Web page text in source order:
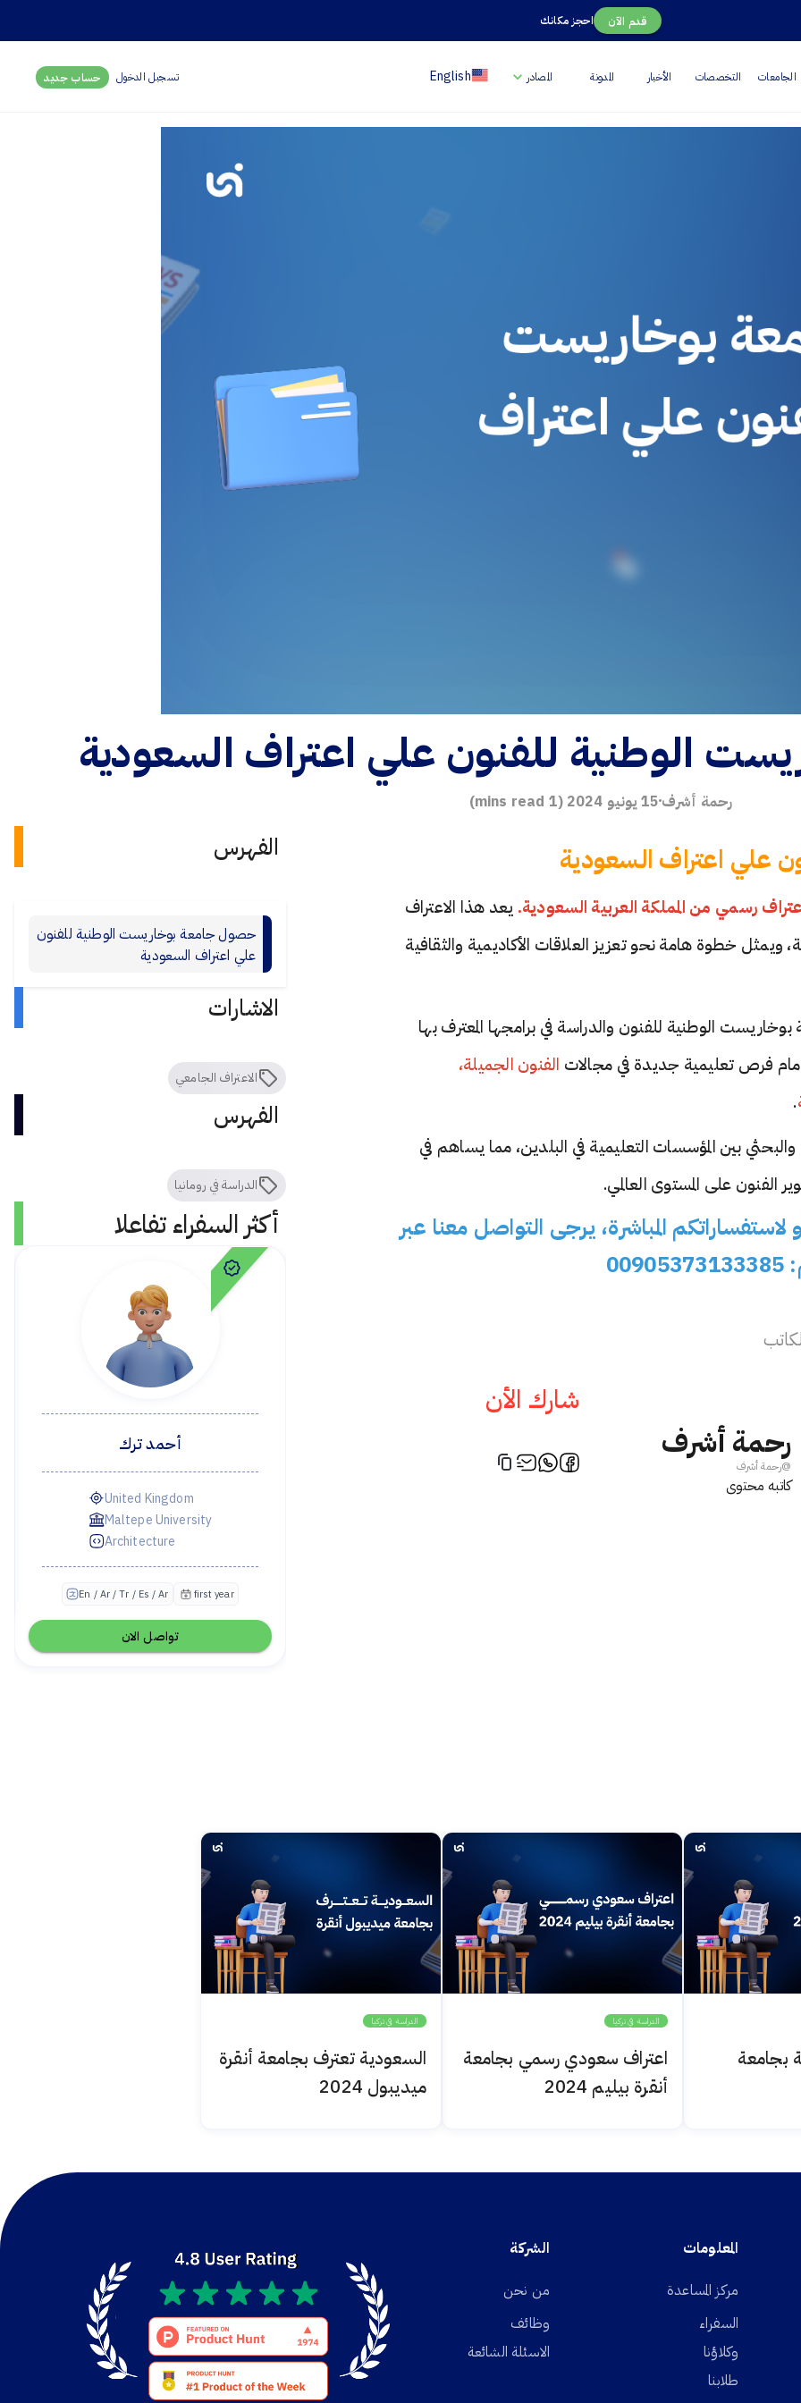
احجز مكانك قدم الآن
الجامعات التخصصات الأخبار المدونة المصادر English تسجبل الدخول حساب جديد
الوطنية للفنون علي اعتراف السعودية
رحمة أشرف15 يونيو 2024 (
1
علي اعتراف السعودية
رسمي من المملكة العربية السعودية. يعد هذا الاعتراف
ويمثل خطوة هامة نحو تعزيز العلاقات الأكاديمية والثقافية
الوطنية للفنون والدراسة في برامجها المعترف بها
فرص تعليمية جديدة في مجالات الفنون الجميلة،
.
بين المؤسسات التعليمية في البلدين، مما يساهم في
الفنون على المستوى العالمي.
المباشرة، يرجى التواصل معنا عبر
رحمة أشرف
@رحمة أشرف
كاتبه محتوى
شارك الأن
الفهرس
حصول جامعة بوخاريست الوطنية للفنون
علي اعتراف السعودية
الاشارات
الاعتراف الجامعي
الفهرس
الدراسة في رومانيا
أكثر السفراء تفاعلا
اسلام ترك أحمد ترك
United Kingdom
Maltepe University
Architecture
En / Ar / Tr / Es / Ar first year
تواصل الان
بجامعة
الدراسة في تركيا
اعتراف سعودي رسمي بجامعة
أنقرة بيليم 2024
الدراسة في تركيا
السعودية تعترف بجامعة أنقرة
ميديبول 2024
المعلومات
مركز المساعدة
السفراء
وكلاؤنا
طلابنا
الشركة
من نحن
وظائف
الاسئلة الشائعة